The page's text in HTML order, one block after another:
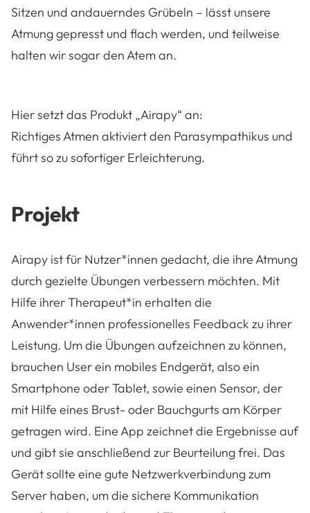
Sitzen und andauerndes Grübeln – lässt unsere
Atmung gepresst und flach werden, und teilweise
halten wir sogar den Atem an.
Hier setzt das Produkt „Airapy“ an:
Richtiges Atmen aktiviert den Parasympathikus und
führt so zu sofortiger Erleichterung.
Projekt
Airapy ist für Nutzer*innen gedacht, die ihre Atmung
durch gezielte Übungen verbessern möchten. Mit
Hilfe ihrer Therapeut*in erhalten die
Anwender*innen professionelles Feedback zu ihrer
Leistung. Um die Übungen aufzeichnen zu können,
brauchen User ein mobiles Endgerät, also ein
Smartphone oder Tablet, sowie einen Sensor, der
mit Hilfe eines Brust- oder Bauchgurts am Körper
getragen wird. Eine App zeichnet die Ergebnisse auf
und gibt sie anschließend zur Beurteilung frei. Das
Gerät sollte eine gute Netzwerkverbindung zum
Server haben, um die sichere Kommunikation